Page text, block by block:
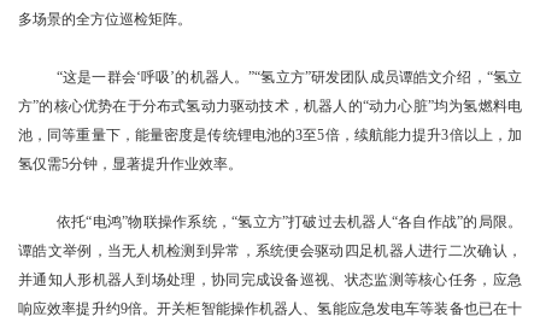
多场景的全方位巡检矩阵。
“这是一群会‘呼吸’的机器人。”“氢立方”研发团队成员谭皓文介绍，“氢立
方”的核心优势在于分布式氢动力驱动技术，机器人的“动力心脏”均为氢燃料电
池，同等重量下，能量密度是传统锂电池的3至5倍，续航能力提升3倍以上，加
氢仅需5分钟，显著提升作业效率。
依托“电鸿”物联操作系统，“氢立方”打破过去机器人“各自作战”的局限。
谭皓文举例，当无人机检测到异常，系统便会驱动四足机器人进行二次确认，
并通知人形机器人到场处理，协同完成设备巡视、状态监测等核心任务，应急
响应效率提升约9倍。开关柜智能操作机器人、氢能应急发电车等装备也已在十